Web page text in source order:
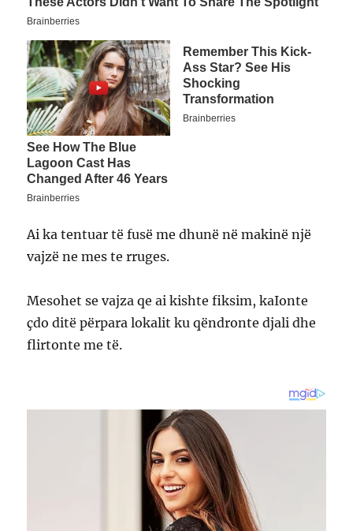
Ai ka tentuar të fusë me dhunë në makinë një
vajzë ne mes te rruges.
Mesohet se vajza qe ai kishte fiksim, kaIonte
çdo ditë përpara lokalit ku qëndronte djali dhe
flirtonte me të.